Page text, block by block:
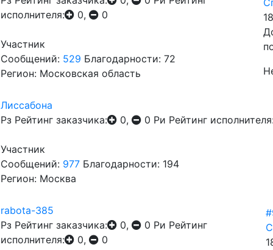
исполнителя:
0, 0
Участник
Сообщений: 529 Благодарности: 72
Регион: Московская область
Лиссабона
Рз Рейтинг заказчика: 0, 0 Ри Рейтинг
Участник
Сообщений: 977 Благодарности: 194
Регион: Москва
rabota-385
Рз Рейтинг заказчика: 0, 0 Ри Рейтинг
исполнителя:
0, 0